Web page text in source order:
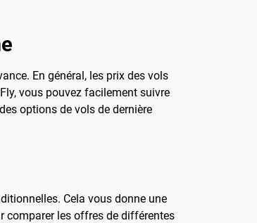
En général, les prix des vols
vous pouvez facilement suivre
options de vols de dernière
Cela vous donne une
comparer les offres de différentes